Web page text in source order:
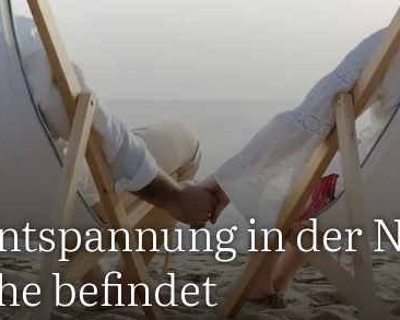
in der
befindet